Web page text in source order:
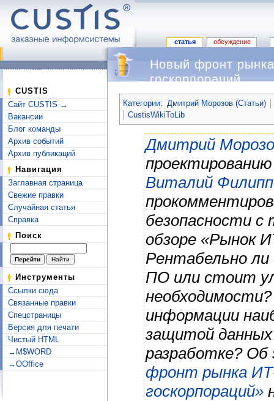
статья обсуждение
CUSTIS
Сайт CUSTIS →
Вакансии
Блог команды
Архив событий
Архив публикаций
Навигация
Заглавная страница
Свежие правки
Случайная статья
Справка
Поиск
Инструменты
Ссылки сюда
Связанные правки
Спецстраницы
Версия для печати
Чистый HTML
→M$WORD
→OOffice
Новый фронт
госкорпораций
Категории: Дмитрий Морозов (Статьи)
CustisWikiToLib
Дмитрий
Виталий
безопасности с
обзоре «Рынок
Рентабельно ли
ПО или стоит
информации
защитой
разработке?
фронт рынка
госкорпораций»